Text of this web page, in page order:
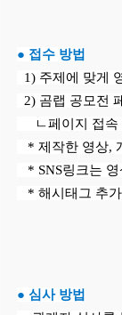
● 접수 방법
1) 주제에 맞게
2) 곰랩 공모전
ㄴ페이지 접
* 제작한 영상,
* SNS링크는 영
* 해시태그 추가
● 심사 방법